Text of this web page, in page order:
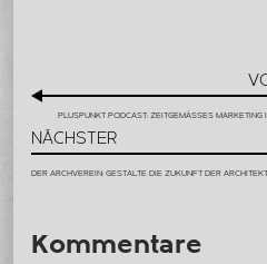
PLUSPUNKT PODCAST: ZEITGEMÄSSES MARKETING
NÄCHSTER
DER ARCHVEREIN: GESTALTE DIE ZUKUNFT DER
Kommentare